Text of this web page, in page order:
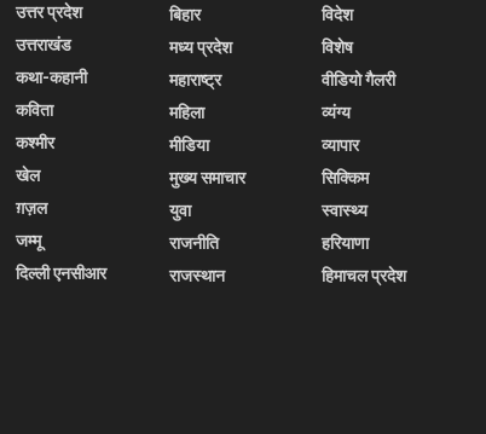
उत्तर प्रदेश
उत्तराखंड
कथा-कहानी
कविता
कश्मीर
खेल
ग़ज़ल
जम्मू
दिल्ली एनसीआर
बिहार
मध्य प्रदेश
महाराष्ट्र
महिला
मीडिया
मुख्य समाचार
युवा
राजनीति
राजस्थान
विदेश
विशेष
वीडियो गैलरी
व्यंग्य
व्यापार
सिक्किम
स्वास्थ्य
हरियाणा
हिमाचल प्रदेश